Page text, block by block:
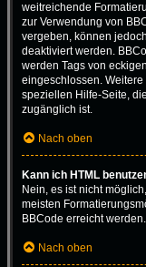
weitreichende
zur Verwendung von
vergeben, können
deaktiviert werden.
werden Tags von eckigen
eingeschlossen.
speziellen Hilfe-Seite,
zugänglich ist.
Nach oben
Kann ich HTML
Nein, es ist nicht
meisten
BBCode erreicht werden.
Nach oben